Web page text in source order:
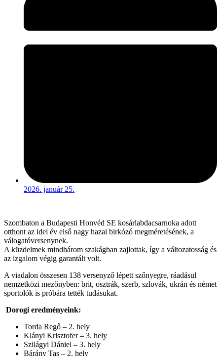
2026. január 25.
Szombaton a Budapesti Honvéd SE kosárlabdacsarnoka adott
otthont az idei év első nagy hazai birkózó megméretésének, a
válogatóversenynek.
A küzdelmek mindhárom szakágban zajlottak, így a változatosság és
az izgalom végig garantált volt.
A viadalon összesen 138 versenyző lépett szőnyegre, ráadásul
nemzetközi mezőnyben: brit, osztrák, szerb, szlovák, ukrán és német
sportolók is próbára tették tudásukat.
Dorogi eredményeink:
Torda Regő – 2. hely
Klányi Krisztofer – 3. hely
Szilágyi Dániel – 3. hely
Bárány Tas – 2. hely